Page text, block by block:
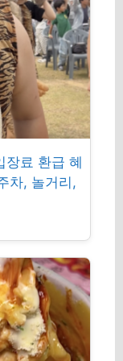
장료 환급 혜
차, 놀거리,